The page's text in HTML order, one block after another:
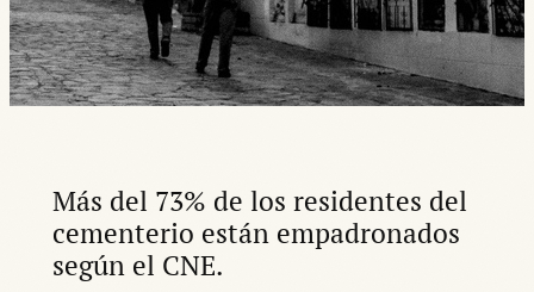
Más del 73% de los residentes del
cementerio están empadronados
según el CNE.